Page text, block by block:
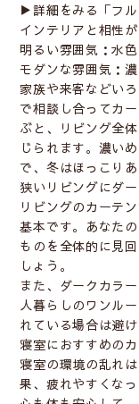
▶︎詳細をみる「フ
インテリアと相性
明るい雰囲気：水
モダンな雰囲気：
家族や来客などい
で相談し合ってカ
ぶと、リビング全
じられます。濃い
で、冬はほっこり
狭いリビングにダ
リビングのカーテ
基本です。あなた
ものを全体的に見
しょう。
また、ダークカラ
人暮らしのワンル
れている場合は避け
寝室におすすめの
寝室の環境の乱れ
果、疲れやすくな